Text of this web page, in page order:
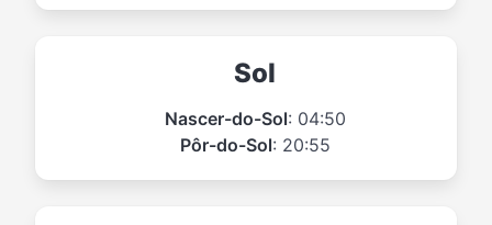
Sol
Nascer-do-Sol: 04:50
Pôr-do-Sol: 20:55